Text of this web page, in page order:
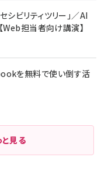
シビリティツリー」／AI
Web担当者向け講演】
を無料で使い倒す活
見る